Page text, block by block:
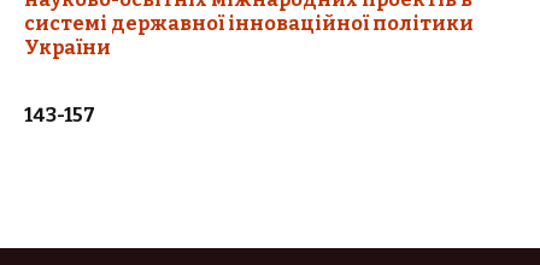
системі державної інноваційної політики
України
143-157